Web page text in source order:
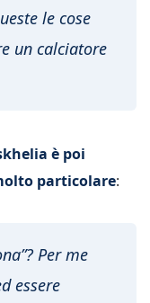
le cose
un calciatore
è poi
particolare:
Per me
essere